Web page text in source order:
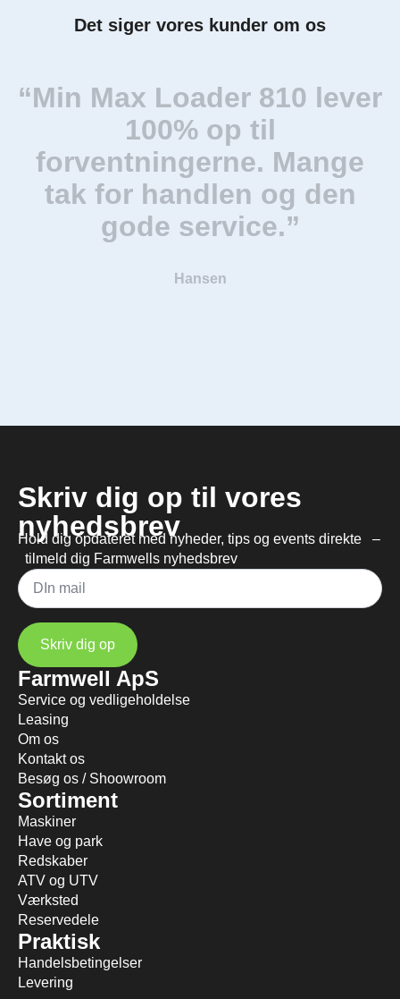
Det siger vores kunder om os
“Min Max Loader 810 lever
100% op til
forventningerne. Mange
tak for handlen og den
gode service.”
Hansen
Skriv dig op til vores
nyhedsbrev
Hold dig opdateret med nyheder, tips og events direkte –
tilmeld dig Farmwells nyhedsbrev
Mail
Skriv dig op
Farmwell ApS
Service og vedligeholdelse
Leasing
Om os
Kontakt os
Besøg os / Shoowroom
Sortiment
Maskiner
Have og park
Redskaber
ATV og UTV
Værksted
Reservedele
Praktisk
Handelsbetingelser
Levering